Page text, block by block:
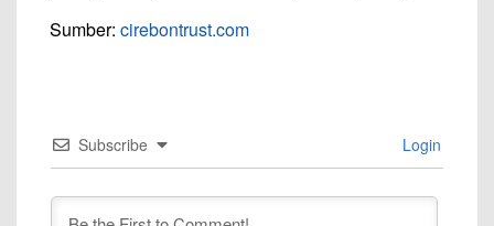
Sumber: cirebontrust.com
Subscribe Login